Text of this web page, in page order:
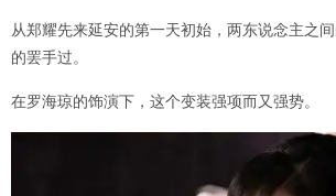
从郑耀先来延安的第一天初始，两东说念主之
的罢手过。
在罗海琼的饰演下，这个变装强项而又强势。